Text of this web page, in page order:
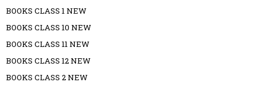
BOOKS CLASS 1 NEW
BOOKS CLASS 10 NEW
BOOKS CLASS 11 NEW
BOOKS CLASS 12 NEW
BOOKS CLASS 2 NEW